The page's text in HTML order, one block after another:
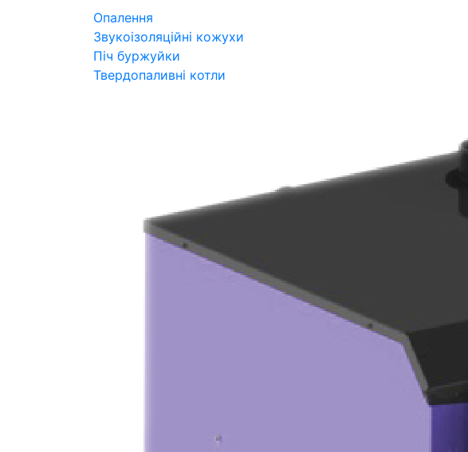
Опалення
Звукоізоляційні кожухи
Піч буржуйки
Твердопаливні котли